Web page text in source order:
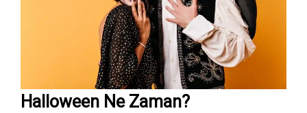
Halloween Ne Zaman?